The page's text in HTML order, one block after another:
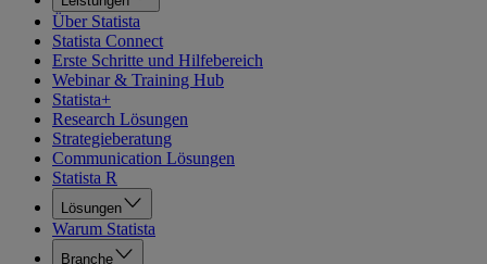
Über Statista
Statista Connect
Erste Schritte und Hilfebereich
Webinar & Training Hub
Statista+
Research Lösungen
Strategieberatung
Communication Lösungen
Statista R
Lösungen
Warum Statista
Branche